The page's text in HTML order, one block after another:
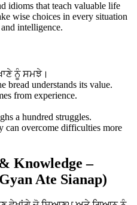
idioms that teach valuable life
wise choices in every situation
intelligence.
ਨੂੰ ਸਮਝੇ।
bread understands its value.
from experience.
a hundred struggles.
can overcome difficulties more
Knowledge –
Ate Sianap)